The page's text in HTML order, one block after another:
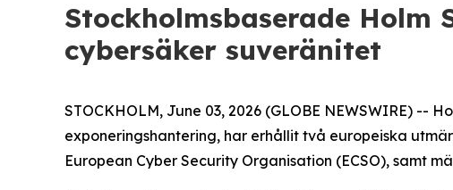
Stockholmsbaserade
cybersäker suveränitet
STOCKHOLM, June 03, 2026 (GLOBE NEWSWIRE) --
exponeringshantering, har erhållit två europeiska
European Cyber Security Organisation (ECSO), samt